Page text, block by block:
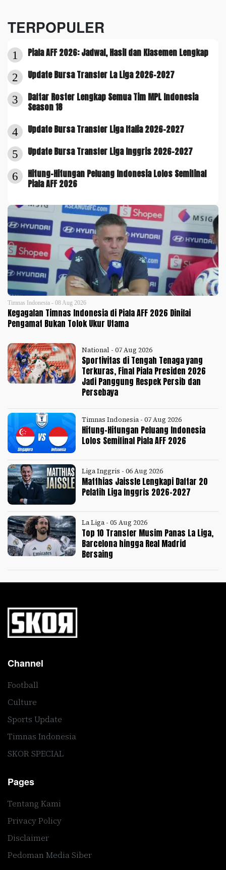
TERPOPULER
1 Piala AFF 2026: Jadwal, Hasil dan Klasemen Lengkap
2 Update Bursa Transfer La Liga 2026-2027
3
Daftar Roster Lengkap Semua Tim MPL Indonesia
Season 18
4 Update Bursa Transfer Liga Italia 2026-2027
5 Update Bursa Transfer Liga Inggris 2026-2027
6
Hitung-Hitungan Peluang Indonesia Lolos Semifinal
Piala AFF 2026
Timnas Indonesia - 08 Aug 2026
Kegagalan Timnas Indonesia di Piala AFF 2026 Dinilai
Pengamat Bukan Tolok Ukur Utama
National - 07 Aug 2026
Sportivitas di Tengah Tenaga yang
Terkuras, Final Piala Presiden 2026
Jadi Panggung Respek Persib dan
Persebaya
Timnas Indonesia - 07 Aug 2026
Hitung-Hitungan Peluang Indonesia
Lolos Semifinal Piala AFF 2026
Liga Inggris - 06 Aug 2026
Matthias Jaissle Lengkapi Daftar 20
Pelatih Liga Inggris 2026-2027
La Liga - 05 Aug 2026
Top 10 Transfer Musim Panas La Liga,
Barcelona hingga Real Madrid
Bersaing
Channel
Football
Culture
Sports Update
Timnas Indonesia
SKOR SPECIAL
Pages
Tentang Kami
Privacy Policy
Disclaimer
Pedoman Media Siber